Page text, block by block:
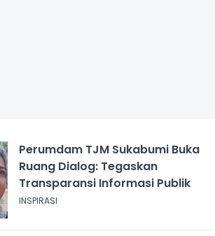
Perumdam TJM Sukabumi Buka
Ruang Dialog: Tegaskan
Transparansi Informasi Publik
INSPIRASI